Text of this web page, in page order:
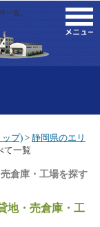
一覧。
プ) > 静岡県のエリ
て一覧
倉庫・工場を探す
地・売倉庫・工